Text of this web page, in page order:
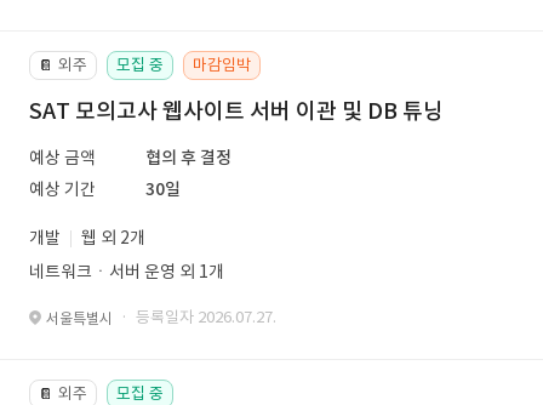
📔 외주 모집 중 마감임박
SAT 모의고사 웹사이트 서버 이관 및 DB 튜닝
예상 금액
협의 후 결정
예상 기간
30일
개발
웹 외 2개
네트워크ㆍ서버 운영 외 1개
서울특별시 · 등록일자 2026.07.27.
📔 외주 모집 중